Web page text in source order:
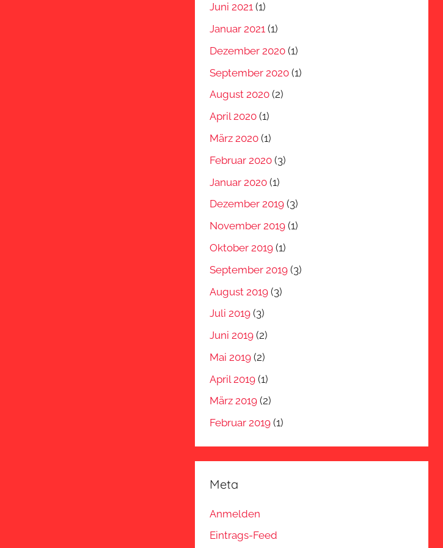
Juni 2021 (1)
Januar 2021 (1)
Dezember 2020 (1)
September 2020 (1)
August 2020 (2)
April 2020 (1)
März 2020 (1)
Februar 2020 (3)
Januar 2020 (1)
Dezember 2019 (3)
November 2019 (1)
Oktober 2019 (1)
September 2019 (3)
August 2019 (3)
Juli 2019 (3)
Juni 2019 (2)
Mai 2019 (2)
April 2019 (1)
März 2019 (2)
Februar 2019 (1)
Meta
Anmelden
Eintrags-Feed